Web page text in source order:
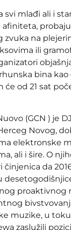
svi mlađi ali i
afiniteta,
zvuka na
ili
bina kao
će od 21 sat
(GCN ) je DJ
Novog,
elektronske
ali i šire. O
da
proaktivnog
muzike, u
zaslužili